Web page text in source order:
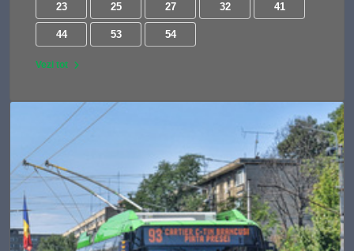
23 25 27 32 41
44 53 54
Vezi tot